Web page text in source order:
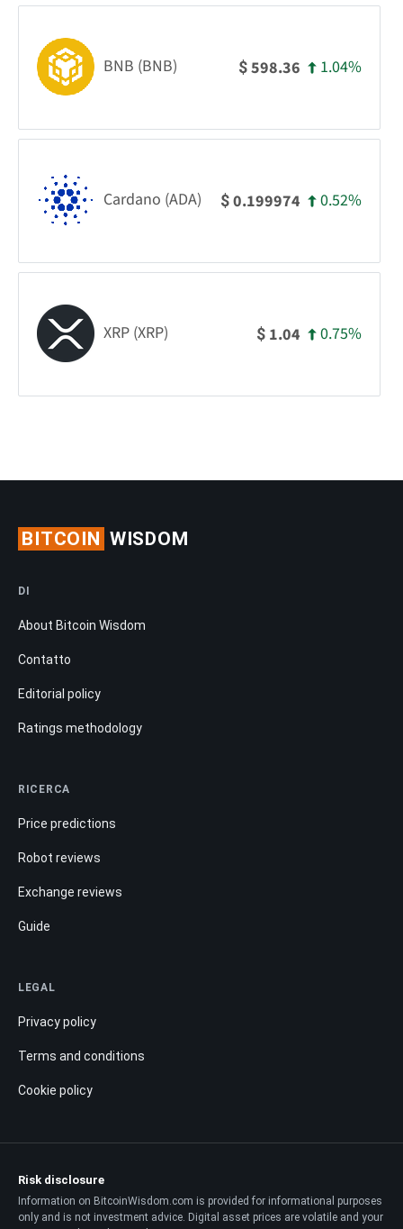
BNB (BNB) $598.36 1.04%
Cardano (ADA) $0.199974 0.52%
XRP (XRP) $ 1.04 0.75%
BITCOIN WISDOM
DI
About Bitcoin Wisdom
Contatto
Editorial policy
Ratings methodology
RICERCA
Price predictions
Robot reviews
Exchange reviews
Guide
LEGAL
Privacy policy
Terms and conditions
Cookie policy
Risk disclosure
Information on BitcoinWisdom.com is provided for informational purposes
only and is not investment advice. Digital asset prices are volatile and your